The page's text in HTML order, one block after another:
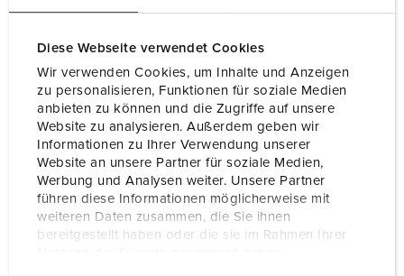
Diese Webseite verwendet Cookies
Wir verwenden Cookies, um Inhalte und Anzeigen
zu personalisieren, Funktionen für soziale Medien
anbieten zu können und die Zugriffe auf unsere
Website zu analysieren. Außerdem geben wir
Informationen zu Ihrer Verwendung unserer
Website an unsere Partner für soziale Medien,
Werbung und Analysen weiter. Unsere Partner
führen diese Informationen möglicherweise mit
weiteren Daten zusammen, die Sie ihnen
bereitgestellt haben oder die sie im Rahmen Ihrer
Clock position 6 h
Hertz 50-60 Hz
Connection technology Screw terminals
Contact
highly heat resistant contact carrier
nickel plated contacts
Protection type IP54
Weight 780 g